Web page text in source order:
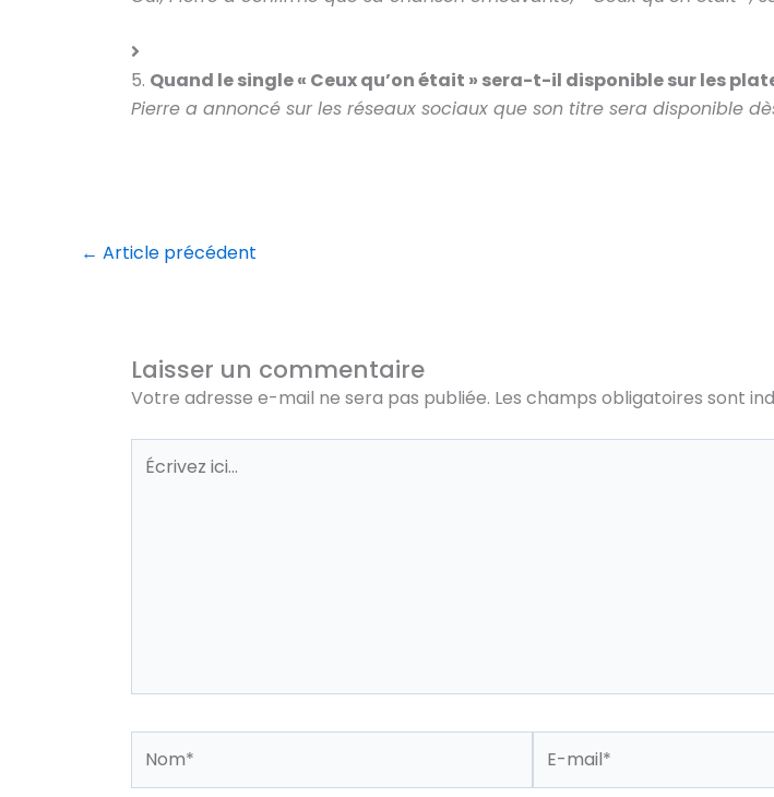
5. Quand le single « Ceux qu’on était » sera-t-il disponible sur les
Pierre a annoncé sur les réseaux sociaux que son titre sera disponible
← Article précédent
Laisser un commentaire
Votre adresse e-mail ne sera pas publiée. Les champs obligatoires sont
Écrivez
ici…
mail*